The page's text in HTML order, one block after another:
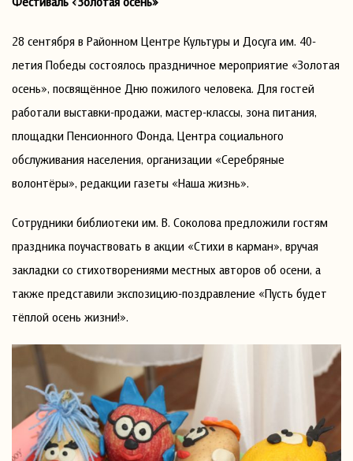
28 сентября в Районном Центре Культуры и Досуга им. 40-
летия Победы состоялось праздничное мероприятие «Золотая
осень», посвящённое Дню пожилого человека. Для гостей
работали выставки-продажи, мастер-классы, зона питания,
площадки Пенсионного Фонда, Центра социального
обслуживания населения, организации «Серебряные
волонтёры», редакции газеты «Наша жизнь».
Сотрудники библиотеки им. В. Соколова предложили гостям
праздника поучаствовать в акции «Стихи в карман», вручая
закладки со стихотворениями местных авторов об осени, а
также представили экспозицию-поздравление «Пусть будет
тёплой осень жизни!».